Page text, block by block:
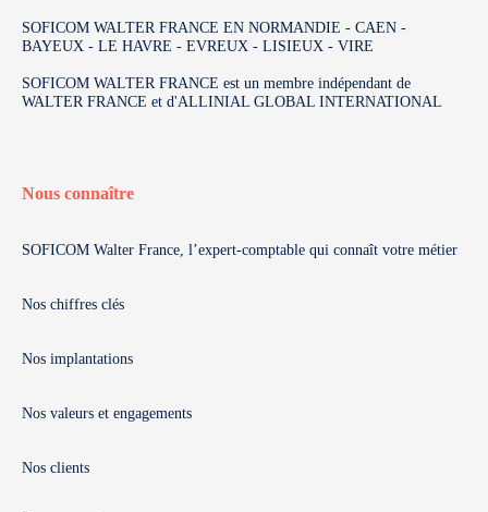
SOFICOM WALTER FRANCE EN NORMANDIE - CAEN -
BAYEUX - LE HAVRE - EVREUX - LISIEUX - VIRE
SOFICOM WALTER FRANCE est un membre indépendant de
WALTER FRANCE et d'ALLINIAL GLOBAL INTERNATIONAL
Nous connaître
SOFICOM Walter France, l’expert-comptable qui connaît votre métier
Nos chiffres clés
Nos implantations
Nos valeurs et engagements
Nos clients